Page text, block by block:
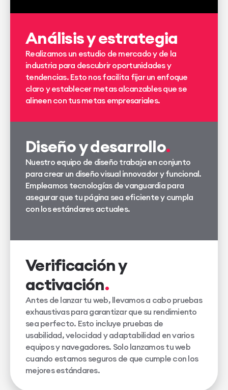
Análisis y estrategia
Realizamos un estudio de mercado y de la
industria para descubrir oportunidades y
tendencias. Esto nos facilita fijar un enfoque
claro y establecer metas alcanzables que se
alineen con tus metas empresariales.
Diseño y desarrollo
Nuestro equipo de diseño trabaja en conjunto
para crear un diseño visual innovador y funcional.
Empleamos tecnologías de vanguardia para
asegurar que tu página sea eficiente y cumpla
con los estándares actuales.
Verificación y
activación
Antes de lanzar tu web, llevamos a cabo pruebas
exhaustivas para garantizar que su rendimiento
sea perfecto. Esto incluye pruebas de
usabilidad, velocidad y adaptabilidad en varios
equipos y navegadores. Solo lanzamos tu web
cuando estamos seguros de que cumple con los
mejores estándares.